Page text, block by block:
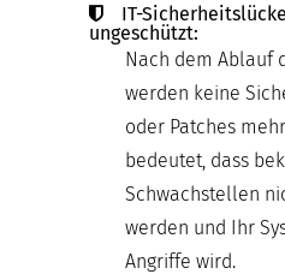
IT-
ungeschützt:
Nach dem Ablauf
werden keine
oder Patches
bedeutet, dass
Schwachstellen
werden und Ihr
Angriffe wird.